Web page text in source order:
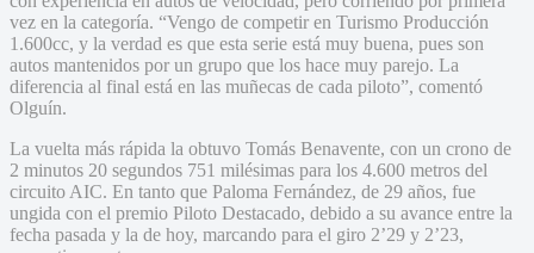
vez en la categoría. “Vengo de competir en Turismo Producción
1.600cc, y la verdad es que esta serie está muy buena, pues son
autos mantenidos por un grupo que los hace muy parejo. La
diferencia al final está en las muñecas de cada piloto”, comentó
Olguín.
La vuelta más rápida la obtuvo Tomás Benavente, con un crono de
2 minutos 20 segundos 751 milésimas para los 4.600 metros del
circuito AIC. En tanto que Paloma Fernández, de 29 años, fue
ungida con el premio Piloto Destacado, debido a su avance entre la
fecha pasada y la de hoy, marcando para el giro 2’29 y 2’23,